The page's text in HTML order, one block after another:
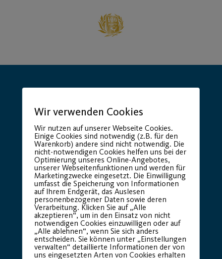
Hauptsponsor Generalausrüster
Premium Partner:
Wir verwenden Cookies
Wir nutzen auf unserer Webseite Cookies.
Einige Cookies sind notwendig (z.B. für den
Warenkorb) andere sind nicht notwendig. Die
nicht-notwendigen Cookies helfen uns bei der
Optimierung unseres Online-Angebotes,
unserer Webseitenfunktionen und werden für
Marketingzwecke eingesetzt. Die Einwilligung
umfasst die Speicherung von Informationen
auf Ihrem Endgerät, das Auslesen
personenbezogener Daten sowie deren
Verarbeitung. Klicken Sie auf „Alle
akzeptieren“, um in den Einsatz von nicht
notwendigen Cookies einzuwilligen oder auf
„Alle ablehnen“, wenn Sie sich anders
entscheiden. Sie können unter „Einstellungen
verwalten“ detaillierte Informationen der von
uns eingesetzten Arten von Cookies erhalten